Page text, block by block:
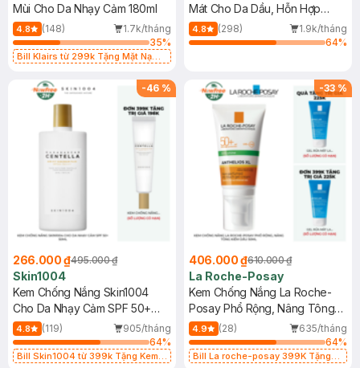
Mùi Cho Da Nhạy Cảm 180ml
4.8 (148)
1.7k/tháng
35%
Bill Klairs từ 299k Tặng Mặt Nạ
25ml (SL Có Hạn)
Mát Cho Da Dầu, Hỗn Hợp
400ml
4.8 (298)
1.9k/tháng
64%
-46 %
266.000 ₫495.000 ₫
Skin1004
Kem Chống Nắng Skin1004
Cho Da Nhạy Cảm SPF 50+
50ml
4.8 (119)
905/tháng
64%
Bill Skin1004 từ 399k Tặng Kem
-33 %
406.000 ₫610.000 ₫
La Roche-Posay
Kem Chống Nắng La Roche-
Posay Phổ Rộng, Nâng Tông
Kiềm Dầu 50ml
4.9 (28)
635/tháng
64%
Bill La roche-posay 399K Tặng